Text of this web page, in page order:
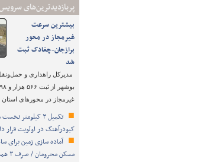
پربازدیدترین‌های
بیشترین سرعت
غیرمجاز در محور
برازجان-چغادک ثبت
شد
مدیرکل راهداری و
غیرمجاز در محورهای استان
تکمیل ۳ کیلومتر
کبودرآهنگ در اولویت قرار
مسکن محرومان / صرف ۳ همت منابع سازمان…